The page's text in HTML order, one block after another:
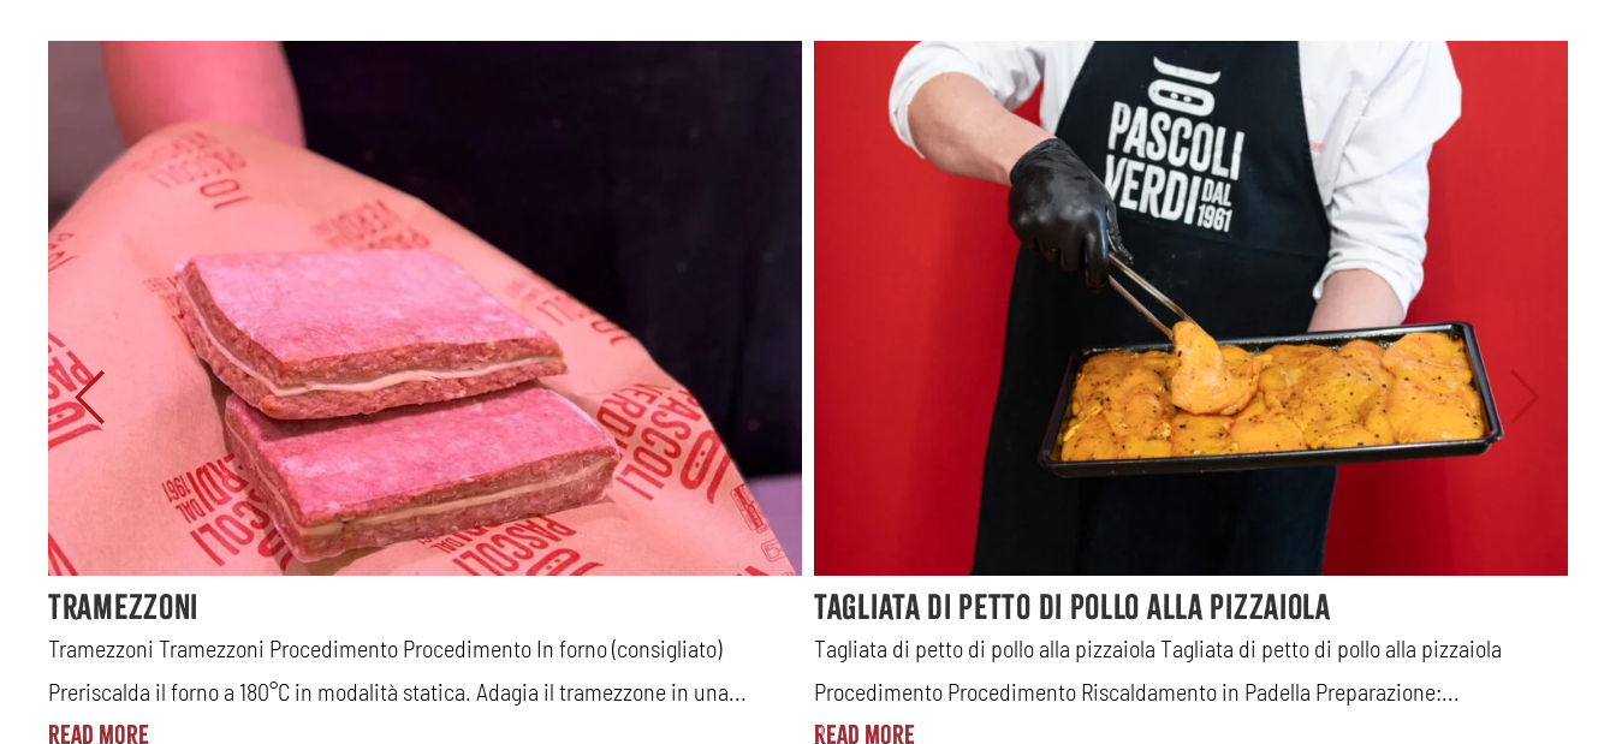
Tramezzoni
Tramezzoni Tramezzoni Procedimento Procedimento In forno (consigliato)
Preriscalda il forno a 180°C in modalità statica. Adagia il tramezzone in una...
Read More
Tagliata di petto di pollo alla pizzaiola
Tagliata di petto di pollo alla pizzaiola Tagliata di petto di pollo alla pizzaiola
Procedimento Procedimento Riscaldamento in Padella Preparazione:...
Read More